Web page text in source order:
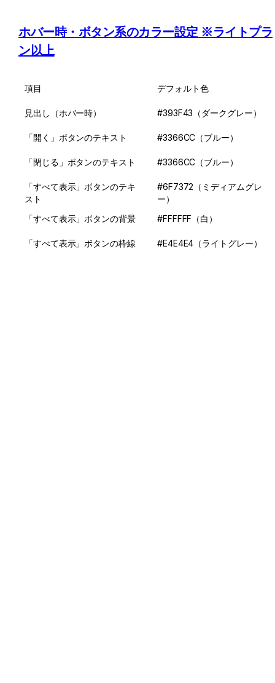
ホバー時・ボタン系のカラー設定 ※ライトプラ
ン以上
項目 デフォルト色
見出し（ホバー時） #393F43（ダークグレー）
「開く」ボタンのテキスト #3366CC（ブルー）
「閉じる」ボタンのテキスト #3366CC（ブルー）
「すべて表示」ボタンのテキ
スト
#6F7372（ミディアムグレ
ー）
「すべて表示」ボタンの背景
#FFFFFF（白）
「すべて表示」ボタンの枠線 #E4E4E4（ライトグレー）